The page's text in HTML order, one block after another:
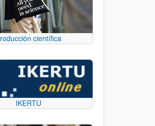
científica
IKERTU